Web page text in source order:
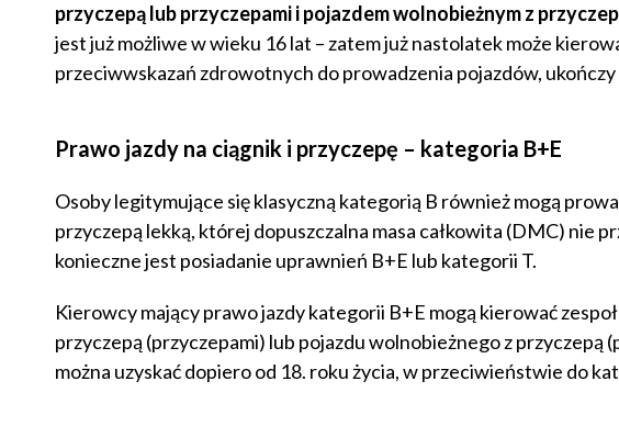
przyczepą lub przyczepami i pojazdem wolnobieżnym z
jest już możliwe w wieku 16 lat – zatem już nastolatek może
przeciwwskazań zdrowotnych do prowadzenia pojazdów,
Prawo jazdy na ciągnik i przyczepę – kategoria B+E
Osoby legitymujące się klasyczną kategorią B również mogą
przyczepą lekką, której dopuszczalna masa całkowita (DMC) nie
konieczne jest posiadanie uprawnień B+E lub kategorii T.
Kierowcy mający prawo jazdy kategorii B+E mogą kierować
przyczepą (przyczepami) lub pojazdu wolnobieżnego z przyczepą
można uzyskać dopiero od 18. roku życia, w przeciwieństwie do